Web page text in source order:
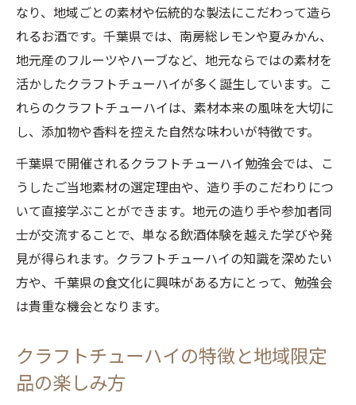
クラフトチューハイを通じた千葉の交流会
のすすめ
クラフトチューハイ勉強会で人脈を広げる
コツ
こくちーずの交流会でクラフトチューハイ
体験
クラフトチューハイをきっかけに広がる千
葉の繋がり
クラフトチューハイの話題で信頼関係を築
く方法
地元素材を楽しむクラフトチューハイ体験方法
千葉県産素材を活かしたクラフトチューハ
イ体験
クラフトチューハイの割り方と地元フルー
ツの魅力
クラフトチューハイ体験で感じるご当地食
なり、地域ごとの素材や伝統的な製法にこだわって造ら
れるお酒です。千葉県では、南房総レモンや夏みかん、
地元産のフルーツやハーブなど、地元ならではの素材を
活かしたクラフトチューハイが多く誕生しています。こ
れらのクラフトチューハイは、素材本来の風味を大切に
し、添加物や香料を控えた自然な味わいが特徴です。
千葉県で開催されるクラフトチューハイ勉強会では、こ
うしたご当地素材の選定理由や、造り手のこだわりにつ
いて直接学ぶことができます。地元の造り手や参加者同
士が交流することで、単なる飲酒体験を越えた学びや発
見が得られます。クラフトチューハイの知識を深めたい
方や、千葉県の食文化に興味がある方にとって、勉強会
は貴重な機会となります。
クラフトチューハイの特徴と地域限定
品の楽しみ方